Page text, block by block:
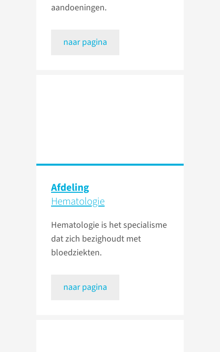
aandoeningen.
naar pagina
Afdeling
Hematologie
Hematologie is het specialisme
dat zich bezighoudt met
bloedziekten.
naar pagina